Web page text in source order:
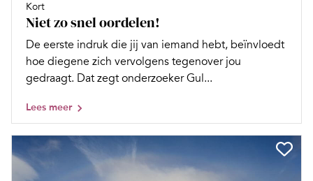
Kort
Niet zo snel oordelen!
De eerste indruk die jij van iemand hebt, beïnvloedt
hoe diegene zich vervolgens tegenover jou
gedraagt. Dat zegt onderzoeker Gul...
Lees meer